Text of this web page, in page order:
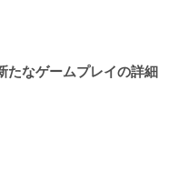
なゲームプレイの詳細